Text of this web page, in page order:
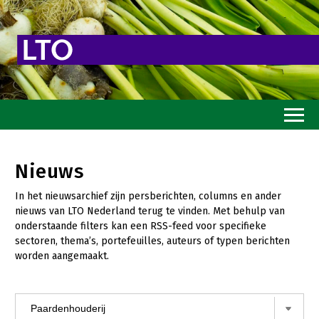
Toekomstvisie
Goed eten
Mooi groen
Sterk ondernemerschap
Nieuws
In het nieuwsarchief zijn persberichten, columns en ander
nieuws van LTO Nederland terug te vinden. Met behulp van
onderstaande filters kan een RSS-feed voor specifieke
sectoren, thema’s, portefeuilles, auteurs of typen berichten
worden aangemaakt.